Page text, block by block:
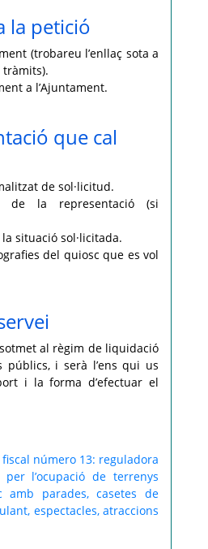
la petició
(trobareu l’enllaç sota a
tràmits).
a l’Ajuntament.
que cal
de sol·licitud.
de la representació (si
situació sol·licitada.
del quiosc que es vol
al règim de liquidació
públics, i serà l’ens qui us
i la forma d’efectuar el
número 13: reguladora
l’ocupació de terrenys
amb parades, casetes de
espectacles, atraccions